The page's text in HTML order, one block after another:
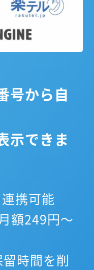
号から自
示できま
携可能
額249円～
時間を削